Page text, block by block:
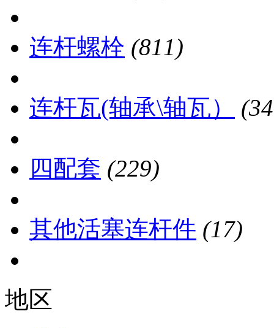
连杆螺栓 (811)
连杆瓦(轴承\轴瓦）
四配套 (229)
其他活塞连杆件 (17)
地区